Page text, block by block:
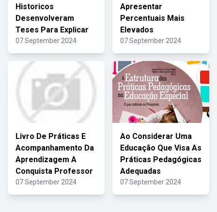
Historicos
Desenvolveram
Teses Para Explicar
07 September 2024
Apresentar
Percentuais Mais
Elevados
07 September 2024
Livro De Práticas E
Acompanhamento Da
Aprendizagem A
Conquista Professor
07 September 2024
Ao Considerar Uma
Educação Que Visa As
Práticas Pedagógicas
Adequadas
07 September 2024